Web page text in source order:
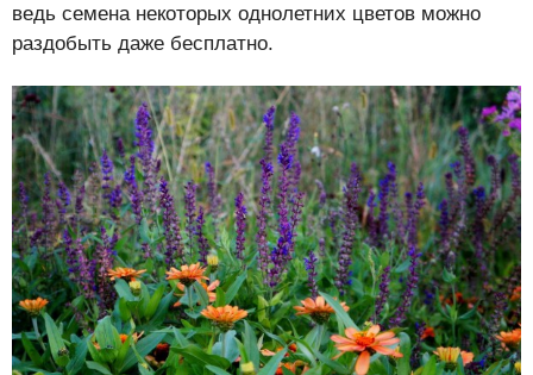
ведь семена некоторых однолетних цветов можно
раздобыть даже бесплатно.